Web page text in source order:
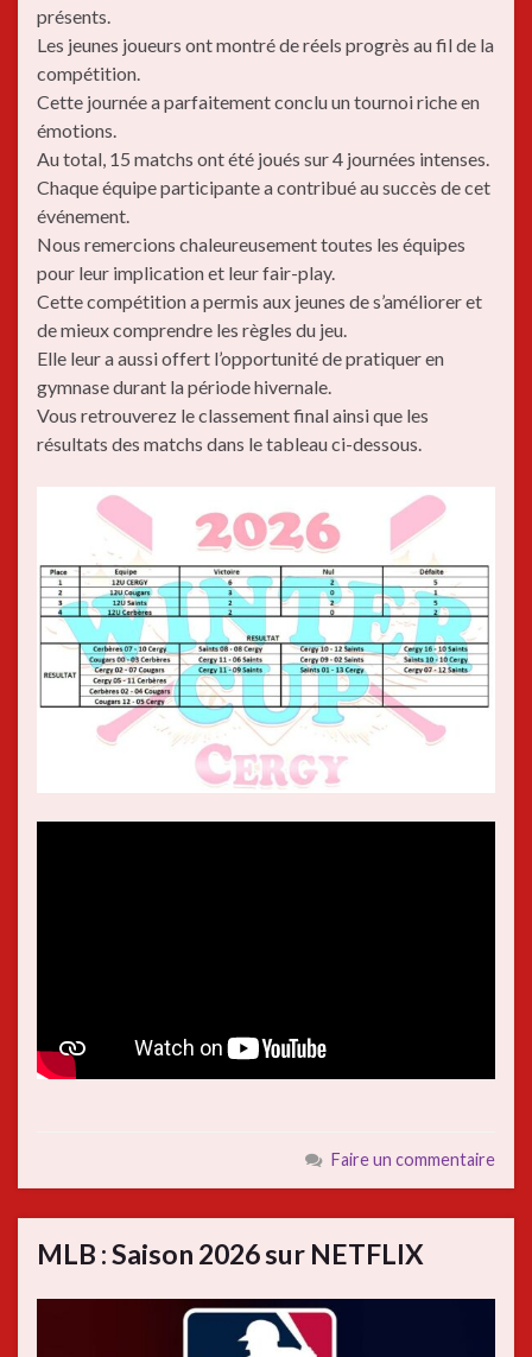
présents.
Les jeunes joueurs ont montré de réels progrès au fil de la
compétition.
Cette journée a parfaitement conclu un tournoi riche en
émotions.
Au total, 15 matchs ont été joués sur 4 journées intenses.
Chaque équipe participante a contribué au succès de cet
événement.
Nous remercions chaleureusement toutes les équipes
pour leur implication et leur fair-play.
Cette compétition a permis aux jeunes de s’améliorer et
de mieux comprendre les règles du jeu.
Elle leur a aussi offert l’opportunité de pratiquer en
gymnase durant la période hivernale.
Vous retrouverez le classement final ainsi que les
résultats des matchs dans le tableau ci-dessous.
Faire un commentaire
MLB : Saison 2026 sur NETFLIX